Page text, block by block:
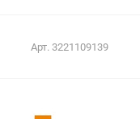
Арт. 3221109139